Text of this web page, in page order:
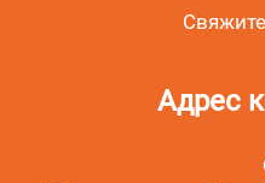
Адрес